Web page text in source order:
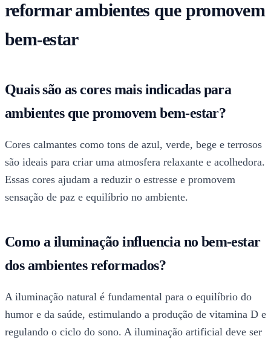
reformar ambientes que promovem
bem-estar
Quais são as cores mais indicadas para
ambientes que promovem bem-estar?
Cores calmantes como tons de azul, verde, bege e terrosos
são ideais para criar uma atmosfera relaxante e acolhedora.
Essas cores ajudam a reduzir o estresse e promovem
sensação de paz e equilíbrio no ambiente.
Como a iluminação influencia no bem-estar
dos ambientes reformados?
A iluminação natural é fundamental para o equilíbrio do
humor e da saúde, estimulando a produção de vitamina D e
regulando o ciclo do sono. A iluminação artificial deve ser